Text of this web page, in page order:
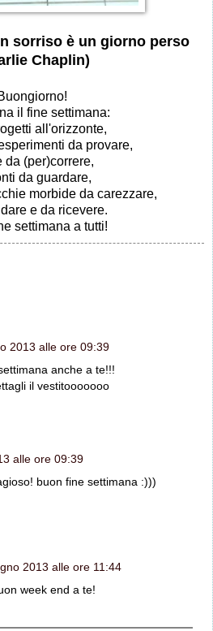
sorriso è un giorno perso
Chaplin)
il fine settimana:
all'orizzonte,
da provare,
da (per)correre,
da guardare,
morbide da carezzare,
e da ricevere.
settimana a tutti!
2013 alle ore 09:39
anche a te!!!
il vestitooooooo
alle ore 09:39
buon fine settimana :)))
2013 alle ore 11:44
week end a te!